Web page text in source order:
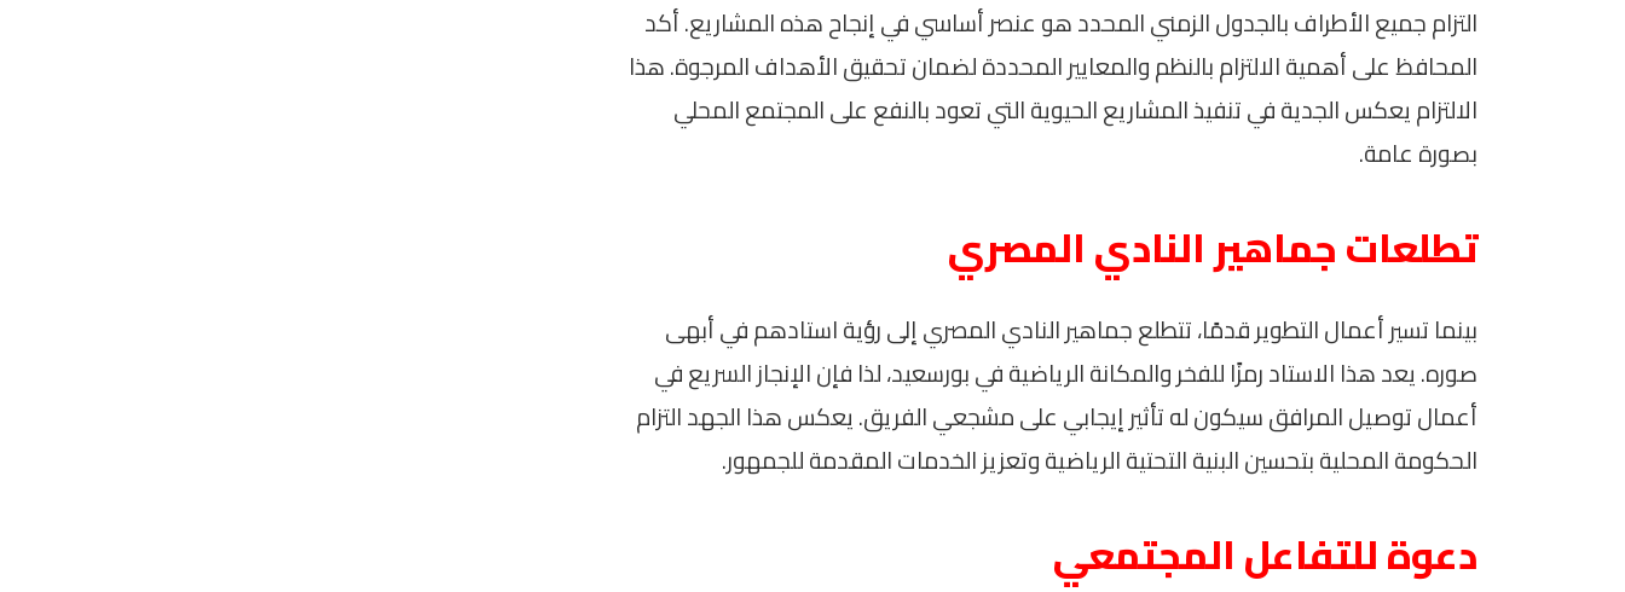
التزام جميع الأطراف بالجدول الزمني المحدد هو عنصر أساسي في إنجاح هذه المشاريع. أكد
المحافظ على أهمية الالتزام بالنظم والمعايير المحددة لضمان تحقيق الأهداف المرجوة. هذا
الالتزام يعكس الجدية في تنفيذ المشاريع الحيوية التي تعود بالنفع على المجتمع المحلي
بصورة عامة.
تطلعات جماهير النادي المصري
بينما تسير أعمال التطوير قدمًا، تتطلع جماهير النادي المصري إلى رؤية استادهم في أبهى
صوره. يعد هذا الاستاد رمزًا للفخر والمكانة الرياضية في بورسعيد، لذا فإن الإنجاز السريع في
أعمال توصيل المرافق سيكون له تأثير إيجابي على مشجعي الفريق. يعكس هذا الجهد التزام
الحكومة المحلية بتحسين البنية التحتية الرياضية وتعزيز الخدمات المقدمة للجمهور.
دعوة للتفاعل المجتمعي